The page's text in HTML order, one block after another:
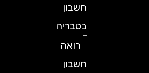
חשבון
בטבריה
רואה
חשבון